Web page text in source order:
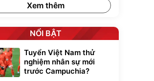
Xem thêm
NỔI BẬT
Tuyển Việt Nam thử
nghiệm nhân sự mới
trước Campuchia?